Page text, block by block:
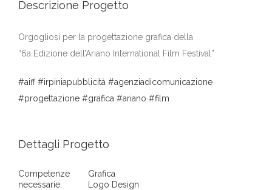
Descrizione Progetto
Orgogliosi per la progettazione grafica della
“6a Edizione dell’Ariano International Film Festival”
#aiff #irpiniapubblicità #agenziadicomunicazione
#progettazione #grafica #ariano #film
Dettagli Progetto
Competenze
necessarie:
Grafica
Logo Design